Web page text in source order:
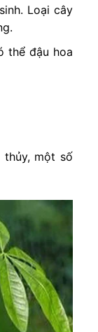
Loại cây
thể đậu hoa
thủy, một số